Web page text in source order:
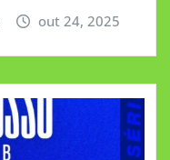
out 24, 2025